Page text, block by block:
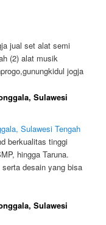
Sulawesi
Sulawesi Tengah
berkualitas tinggi
hingga Taruna.
desain yang bisa
Sulawesi